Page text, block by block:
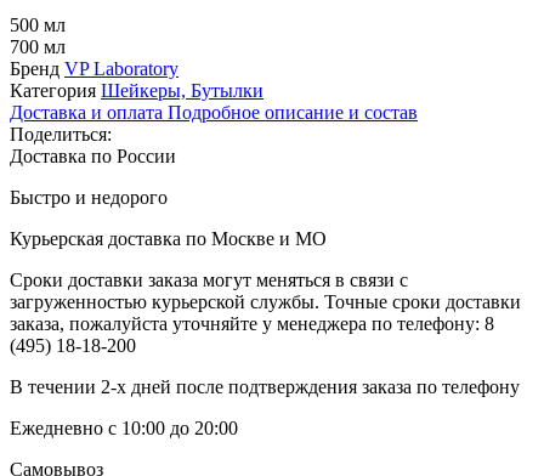
500 мл
700 мл
Бренд VP Laboratory
Категория Шейкеры, Бутылки
Доставка и оплата Подробное описание и состав
Поделиться:
Доставка по России
Быстро и недорого
Курьерская доставка по Москве и МО
Сроки доставки заказа могут меняться в связи с
загруженностью курьерской службы. Точные сроки доставки
заказа, пожалуйста уточняйте у менеджера по телефону: 8
(495) 18-18-200
В течении 2-х дней после подтверждения заказа по телефону
Ежедневно с 10:00 до 20:00
Самовывоз